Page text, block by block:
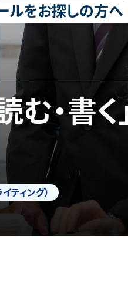
ルをお探しの方へ
む・書く
イティング）